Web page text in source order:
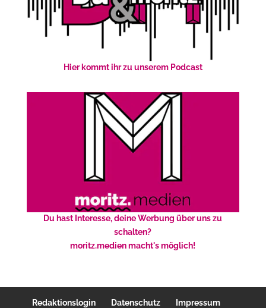
Hier kommt ihr zu unserem Podcast
Du hast Interesse, deine Werbung über uns zu
schalten?
moritz.medien macht's möglich!
Redaktionslogin Datenschutz Impressum